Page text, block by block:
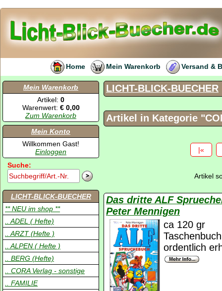
Home Mein Warenkorb Versand &
Mein Warenkorb
Artikel: 0
Warenwert: € 0,00
Zum Warenkorb
Mein Konto
Willkommen Gast!
Einloggen
Suche:
LICHT-BLICK-BUECHER
** NEU im shop **
.. ADEL ( Hefte)
.. ARZT (Hefte )
.. ALPEN ( Hefte )
.. BERG (Hefte)
.. CORA Verlag - sonstige
.. FAMILIE
LICHT-BLICK-BUECHER
Artikel in Kategorie
|«
Artikel
Das dritte ALF
Peter Mennigen
ca 120 gr
Taschenbuch
ordentlich